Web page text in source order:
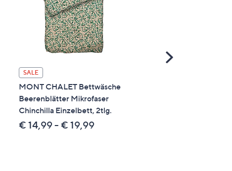
SALE
MONT CHALET Bettwäsche
Beerenblätter Mikrofaser
Chinchilla Einzelbett, 2tlg.
€ 14,99 - € 19,99
Scroll